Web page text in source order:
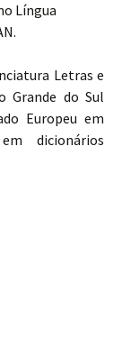
Língua
Letras e
Grande do Sul
Europeu em
dicionários